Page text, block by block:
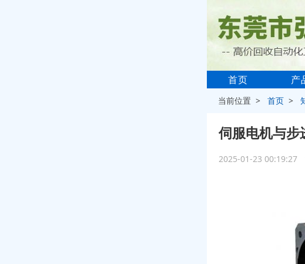
首页 产
当前位置 >首页 >
伺服电机与步
2025-01-23 00:19:27